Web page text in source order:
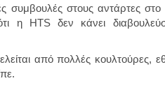
συμβουλές στους αντάρτες
η HTS δεν κάνει
από πολλές κουλτούρες,